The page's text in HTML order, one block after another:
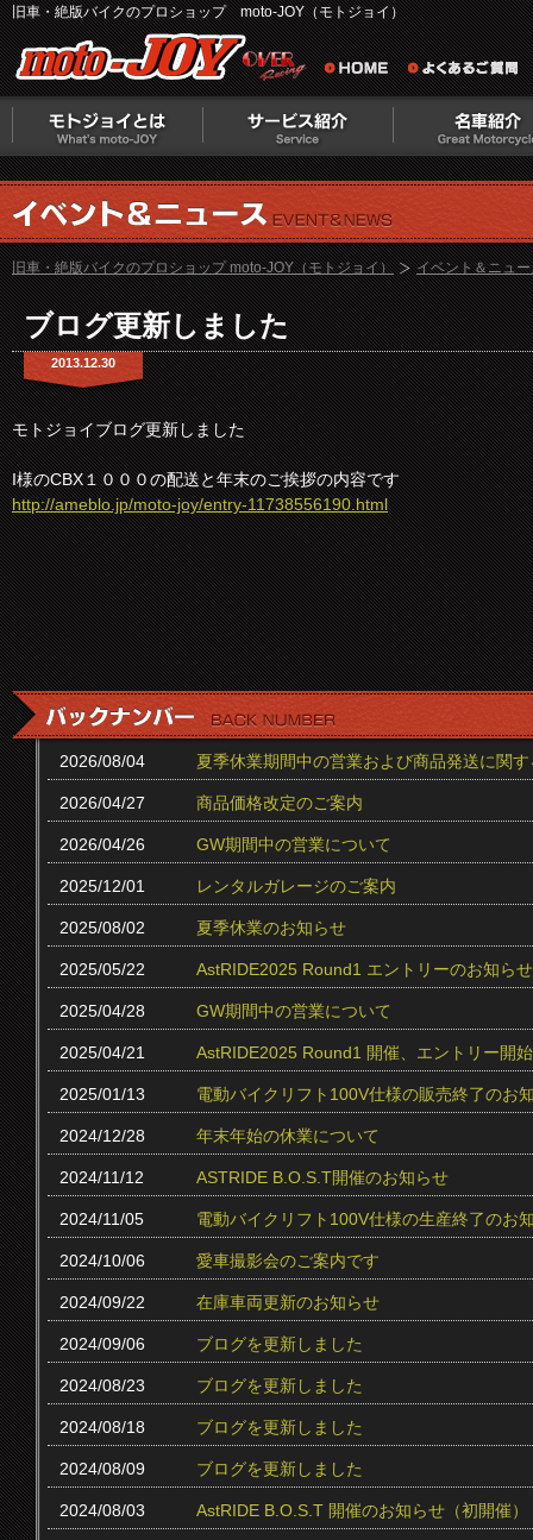
旧車・絶版バイクのプロショップ moto-JOY（モトジョイ）
旧車・絶版バイクのプロショップ moto-JOY（モトジョイ） イベント＆ニュ
ブログ更新しました
2013.12.30
モトジョイブログ更新しました
I様のCBX１０００の配送と年末のご挨拶の内容です
http://ameblo.jp/moto-joy/entry-11738556190.html
2026/08/04 夏季休業期間中の営業および商品発送に関
2026/04/27 商品価格改定のご案内
2026/04/26 GW期間中の営業について
2025/12/01 レンタルガレージのご案内
2025/08/02 夏季休業のお知らせ
2025/05/22 AstRIDE2025 Round1 エントリーのお知らせ
2025/04/28 GW期間中の営業について
2025/04/21 AstRIDE2025 Round1 開催、エントリー開
2025/01/13 電動バイクリフト100V仕様の販売終了のお
2024/12/28 年末年始の休業について
2024/11/12 ASTRIDE B.O.S.T開催のお知らせ
2024/11/05 電動バイクリフト100V仕様の生産終了のお
2024/10/06 愛車撮影会のご案内です
2024/09/22 在庫車両更新のお知らせ
2024/09/06 ブログを更新しました
2024/08/23 ブログを更新しました
2024/08/18 ブログを更新しました
2024/08/09 ブログを更新しました
2024/08/03 AstRIDE B.O.S.T 開催のお知らせ（初開催）